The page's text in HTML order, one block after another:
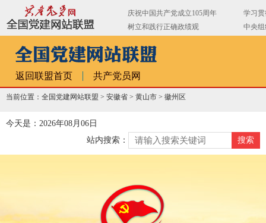
返回联盟首页 共产党员网
当前位置：全国党建网站联盟 > 安徽省 > 黄山市 > 徽州区
今天是：2026年08月06日
站内搜索：